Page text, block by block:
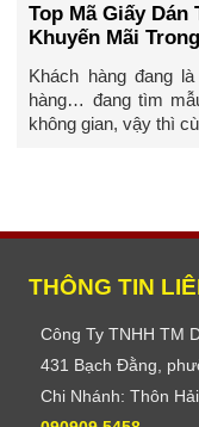
Top Mã Giấy
Khuyến Mãi
Khách hàng đang
hàng… đang tìm
không gian, vậy thì
THÔNG TIN
Công Ty TNHH TM
431 Bạch Đằng,
Chi Nhánh: Thôn